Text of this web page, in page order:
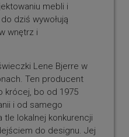
mebli i
dziś wywołują
wnętrz i
Lene Bjerre w
Ten producent
krócej, bo od 1975
i od samego
tle lokalnej konkurencji
do designu. Jej